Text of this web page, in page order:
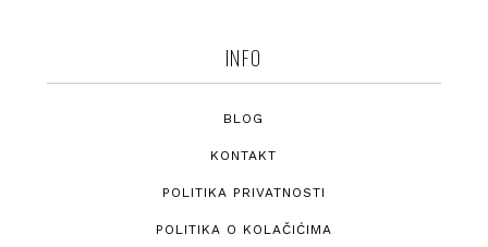
INFO
BLOG
KONTAKT
POLITIKA PRIVATNOSTI
POLITIKA O KOLAČIĆIMA